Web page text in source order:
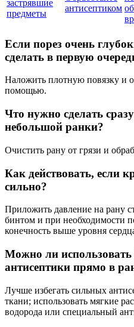
застрявшие
предметы
антисептиком
Если порез очень
сделать в первую
Наложить плотную повязку и
помощью.
Что нужно сделать
небольшой ранки?
Очистить рану от грязи и
Как действовать, если
сильно?
Приложить давление на рану
бинтом и при необходимости
конечность выше уровня
Можно ли
антисептики прямо в
Лучше избегать сильных
ткани; использовать мягкие
водорода или специальный